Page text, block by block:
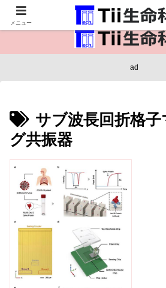
医療保健・生命・生物の情報
ad
サブ波長回折格
グ共振器
メニュー